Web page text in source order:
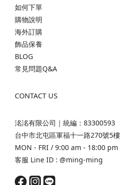
如何下單
購物說明
海外訂購
飾品保養
BLOG
常見問題Q&A
CONTACT US
洺洺有限公司｜統編：83300593
台中市北屯區軍福十一路270號5樓
MON - FRI / 9:00 am - 18:00 pm
客服 Line ID : @ming-ming